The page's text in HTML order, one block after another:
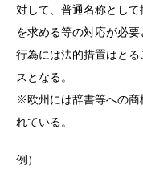
対して、普通名称とし
を求める等の対応が必
行為には法的措置はと
スとなる。
※欧州には辞書等への商
れている。
例）